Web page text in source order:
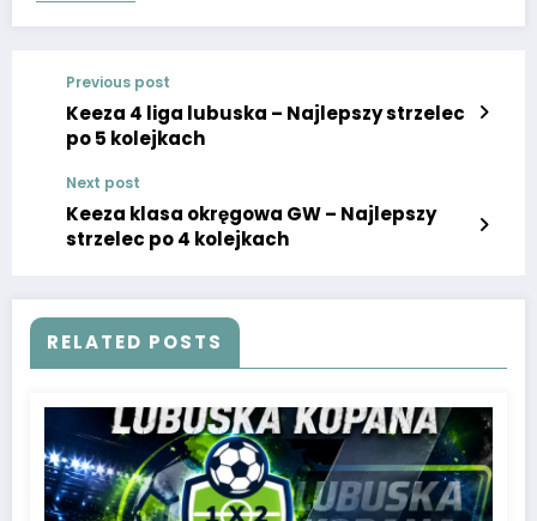
Previous post
Keeza 4 liga lubuska – Najlepszy strzelec
po 5 kolejkach
Next post
Keeza klasa okręgowa GW – Najlepszy
strzelec po 4 kolejkach
RELATED POSTS